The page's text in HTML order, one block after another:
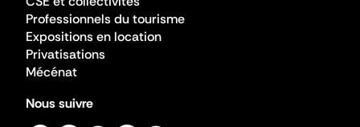
Professionnels du tourisme
Expositions en location
Privatisations
Mécénat
Nous suivre